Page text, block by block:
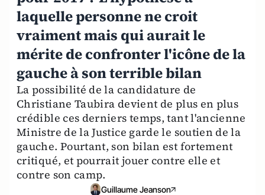
laquelle personne ne croit
vraiment mais qui aurait le
mérite de confronter l'icône de la
gauche à son terrible bilan
La possibilité de la candidature de
Christiane Taubira devient de plus en plus
crédible ces derniers temps, tant l'ancienne
Ministre de la Justice garde le soutien de la
gauche. Pourtant, son bilan est fortement
critiqué, et pourrait jouer contre elle et
contre son camp.
Guillaume Jeanson